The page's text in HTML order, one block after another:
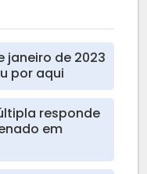
janeiro de 2023
por aqui
responde
em